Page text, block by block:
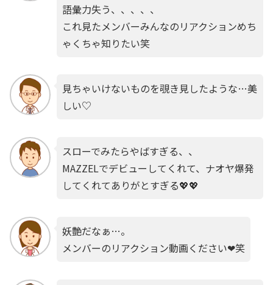
語彙力失う、、、、、
これ見たメンバーみんなのリアクションめち
ゃくちゃ知りたい笑
見ちゃいけないものを覗き見したような…美
しい♡
スローでみたらやばすぎる、、
MAZZELでデビューしてくれて、ナオヤ爆発
してくれてありがとすぎる💖💖
妖艶だなぁ…。
メンバーのリアクション動画ください❤笑